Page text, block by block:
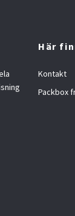
Här
Kontakt
Packbox